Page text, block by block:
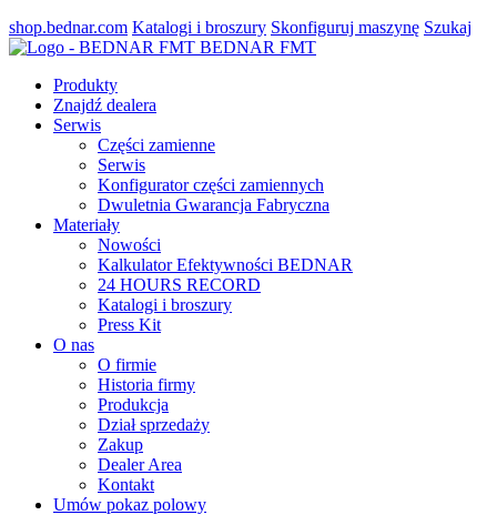
shop.bednar.com Katalogi i broszury Skonfiguruj maszynę Szukaj
BEDNAR FMT
Produkty
Znajdź dealera
Serwis
Części zamienne
Serwis
Konfigurator części zamiennych
Dwuletnia Gwarancja Fabryczna
Materiały
Nowości
Kalkulator Efektywności BEDNAR
24 HOURS RECORD
Katalogi i broszury
Press Kit
O nas
O firmie
Historia firmy
Produkcja
Dział sprzedaży
Zakup
Dealer Area
Kontakt
Umów pokaz polowy